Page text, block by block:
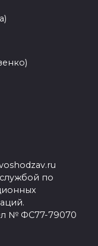
по
№ ФС77-79070